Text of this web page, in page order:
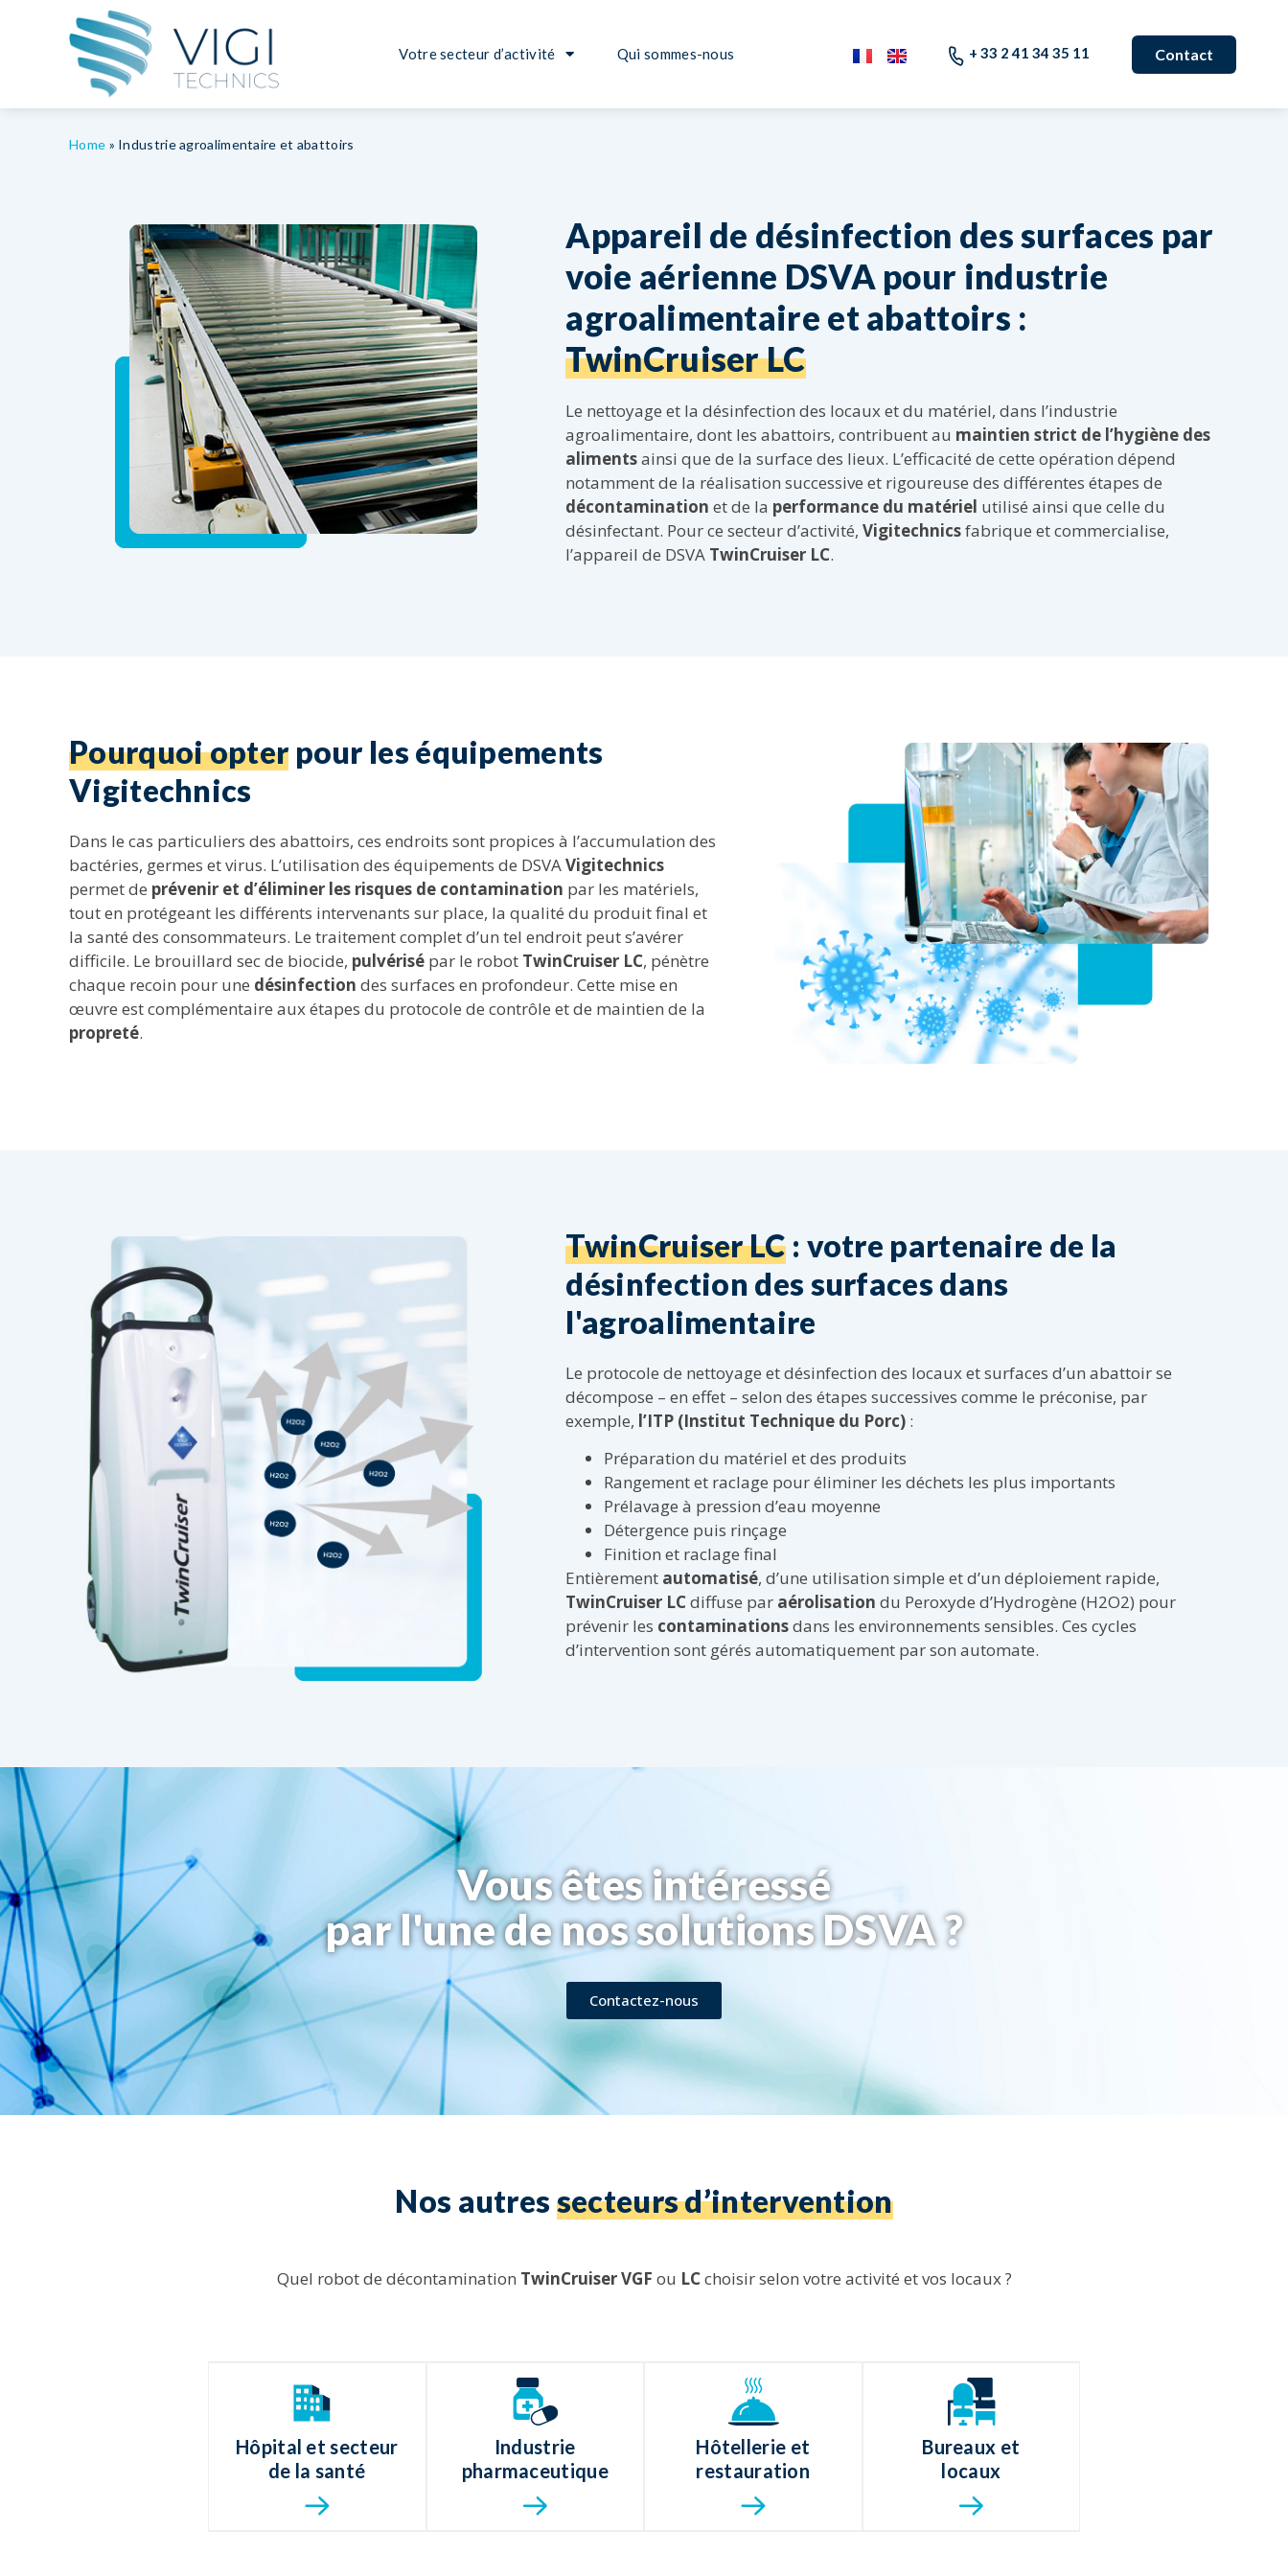
Votre secteur d’activité Qui sommes-nous + 33 2 41 34 35 11 Contact
Home » Industrie agroalimentaire et abattoirs
Appareil de désinfection des surfaces par
voie aérienne DSVA pour industrie
agroalimentaire et abattoirs :
TwinCruiser LC
Le nettoyage et la désinfection des locaux et du matériel, dans l’industrie
agroalimentaire, dont les abattoirs, contribuent au maintien strict de l’hygiène des
alimentsainsi que de la surface des lieux. L’efficacité de cette opération dépend
notamment de la réalisation successive et rigoureuse des différentes étapes de
décontamination et de la performance du matériel utilisé ainsi que celle du
désinfectant. Pour ce secteur d’activité,Vigitechnicsfabrique et commercialise,
l’appareil de DSVA TwinCruiser LC.
Pourquoi opter pour les équipements
Vigitechnics
Dans le cas particuliers des abattoirs, ces endroits sont propices à l’accumulation des
bactéries, germes et virus. L’utilisation des équipements de DSVAVigitechnics
permet de prévenir et d’éliminer les risques de contamination par les matériels,
tout en protégeant les différents intervenants sur place, la qualité du produit final et
la santé des consommateurs. Le traitement complet d’un tel endroit peut s’avérer
difficile. Le brouillard sec de biocide, pulvérisé par le robot TwinCruiser LC, pénètre
chaque recoin pour une désinfection des surfaces en profondeur. Cette mise en
œuvre est complémentaire aux étapes du protocole de contrôle et de maintien de la
propreté.
TwinCruiser LC: votre partenaire de la
désinfection des surfaces dans
l'agroalimentaire
Le protocole de nettoyage et désinfection des locaux et surfaces d’un abattoir se
décompose – en effet – selon des étapes successives comme le préconise, par
exemple, l’ITP (Institut Technique du Porc) :
Préparation du matériel et des produits
Rangement et raclage pour éliminer les déchets les plus importants
Prélavage à pression d’eau moyenne
Détergence puis rinçage
Finition et raclage final
Entièrement automatisé, d’une utilisation simple et d’un déploiement rapide,
TwinCruiser LCdiffuse par aérolisation du Peroxyde d’Hydrogène (H2O2) pour
prévenir les contaminationsdans les environnements sensibles. Ces cycles
d’intervention sont gérés automatiquement par son automate.
Vous êtes intéressé
par l'une de nos solutions DSVA ?
Contactez-nous
Nos autressecteurs d’intervention
Quel robot de décontamination TwinCruiser VGF ou LCchoisir selon votre activité et vos locaux ?
Hôpital et secteur
de la santé
Industrie
pharmaceutique
Hôtellerie et
restauration
Bureaux et
locaux